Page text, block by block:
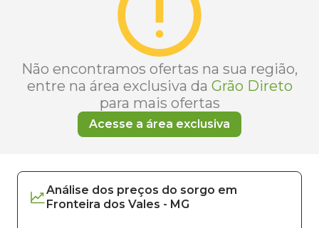
Não encontramos ofertas na sua região,
entre na área exclusiva da Grão Direto
para mais ofertas
Acesse a área exclusiva
Análise dos preços do sorgo em
Fronteira dos Vales - MG